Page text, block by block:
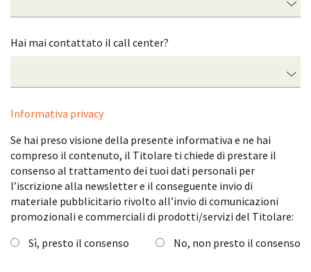
Hai mai contattato il call center?
Informativa privacy
Se hai preso visione della presente informativa e ne hai
compreso il contenuto, il Titolare ti chiede di prestare il
consenso al trattamento dei tuoi dati personali per
l’iscrizione alla newsletter e il conseguente invio di
materiale pubblicitario rivolto all’invio di comunicazioni
promozionali e commerciali di prodotti/servizi del Titolare:
Sì, presto il consenso
No, non presto il consenso